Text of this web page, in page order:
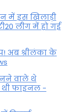
में इस खिलाड़ी
लीग में हो गई
अब श्रीलंका के
वाले थे
थी फाइनल -